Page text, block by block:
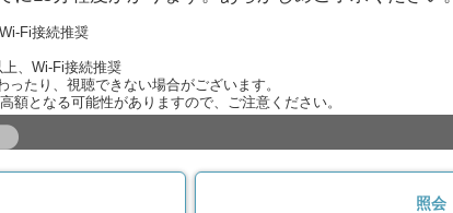
Fi接続推奨
、Wi-Fi接続推奨
たり、視聴できない場合がございます。
となる可能性がありますので、ご注意ください。
照会